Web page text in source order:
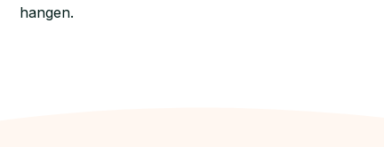
hangen.